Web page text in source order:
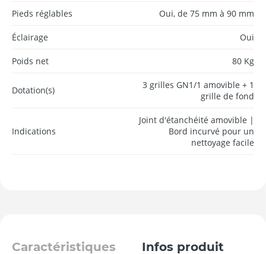
Pieds réglables Oui, de 75 mm à 90 mm
Éclairage Oui
Poids net 80 Kg
Dotation(s)
3 grilles GN1/1 amovible + 1
grille de fond
Indications
Joint d'étanchéité amovible |
Bord incurvé pour un
nettoyage facile
Caractéristiques
Infos produit